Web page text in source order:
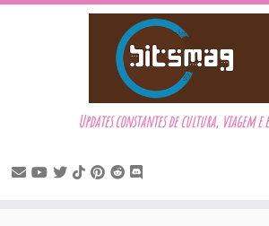
Updates constantes de cultura, viagem e